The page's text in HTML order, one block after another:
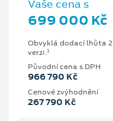
Vaše cena s
699 000 Kč
Obvyklá dodací lhůta
verzi.1
Původní cena s DPH
966 790 Kč
Cenové zvýhodnění
267 790 Kč